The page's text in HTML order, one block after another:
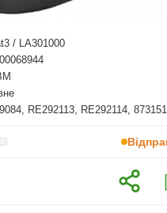
/ LA301000
RE292113, RE292114,